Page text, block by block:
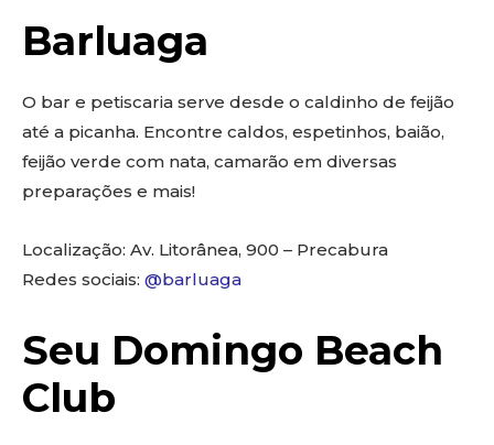
Barluaga
O bar e petiscaria serve desde o caldinho de feijão
até a picanha. Encontre caldos, espetinhos, baião,
feijão verde com nata, camarão em diversas
preparações e mais!
Localização: Av. Litorânea, 900 – Precabura
Redes sociais: @barluaga
Seu Domingo Beach
Club